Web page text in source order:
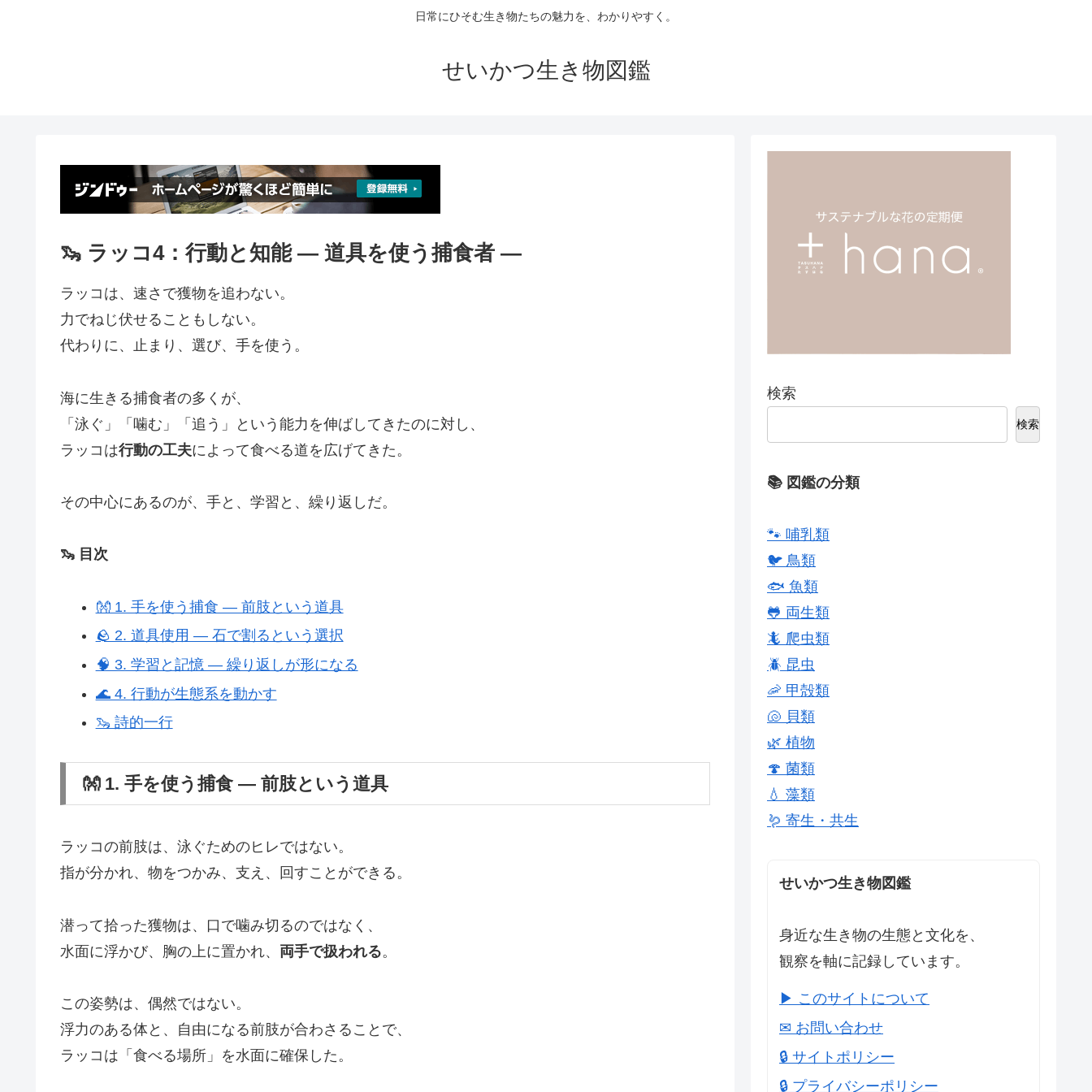
日常にひそむ生き物たちの魅力を、わかりやすく。
せいかつ生き物図鑑
🦦 ラッコ4：行動と知能 ― 道具を使う捕食者 ―
ラッコは、速さで獲物を追わない。
力でねじ伏せることもしない。
代わりに、止まり、選び、手を使う。
海に生きる捕食者の多くが、
「泳ぐ」「噛む」「追う」という能力を伸ばしてきたのに対し、
ラッコは行動の工夫によって食べる道を広げてきた。
その中心にあるのが、手と、学習と、繰り返しだ。
🦦 目次
👐 1. 手を使う捕食 ― 前肢という道具
🪨 2. 道具使用 ― 石で割るという選択
🧠 3. 学習と記憶 ― 繰り返しが形になる
🌊 4. 行動が生態系を動かす
🦦 詩的一行
👐 1. 手を使う捕食 ― 前肢という道具
ラッコの前肢は、泳ぐためのヒレではない。
指が分かれ、物をつかみ、支え、回すことができる。
潜って拾った獲物は、口で噛み切るのではなく、
水面に浮かび、胸の上に置かれ、 両手で扱われる。
この姿勢は、偶然ではない。
浮力のある体と、自由になる前肢が合わさることで、
ラッコは「食べる場所」を水面に確保した。
検索
検索
📚 図鑑の分類
🐾 哺乳類
🐦 鳥類
🐟 魚類
🐸 両生類
🦎 爬虫類
🪲 昆虫
🦐 甲殻類
🐚 貝類
🌿 植物
🍄 菌類
💧 藻類
🪱 寄生・共生
せいかつ生き物図鑑
身近な生き物の生態と文化を、
観察を軸に記録しています。
▶ このサイトについて
✉ お問い合わせ
🔒 サイトポリシー
🔒 プライバシーポリシー